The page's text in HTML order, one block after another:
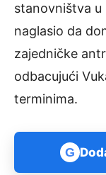
stanovništva u
naglasio da
zajedničke
odbacujući
terminima.
G